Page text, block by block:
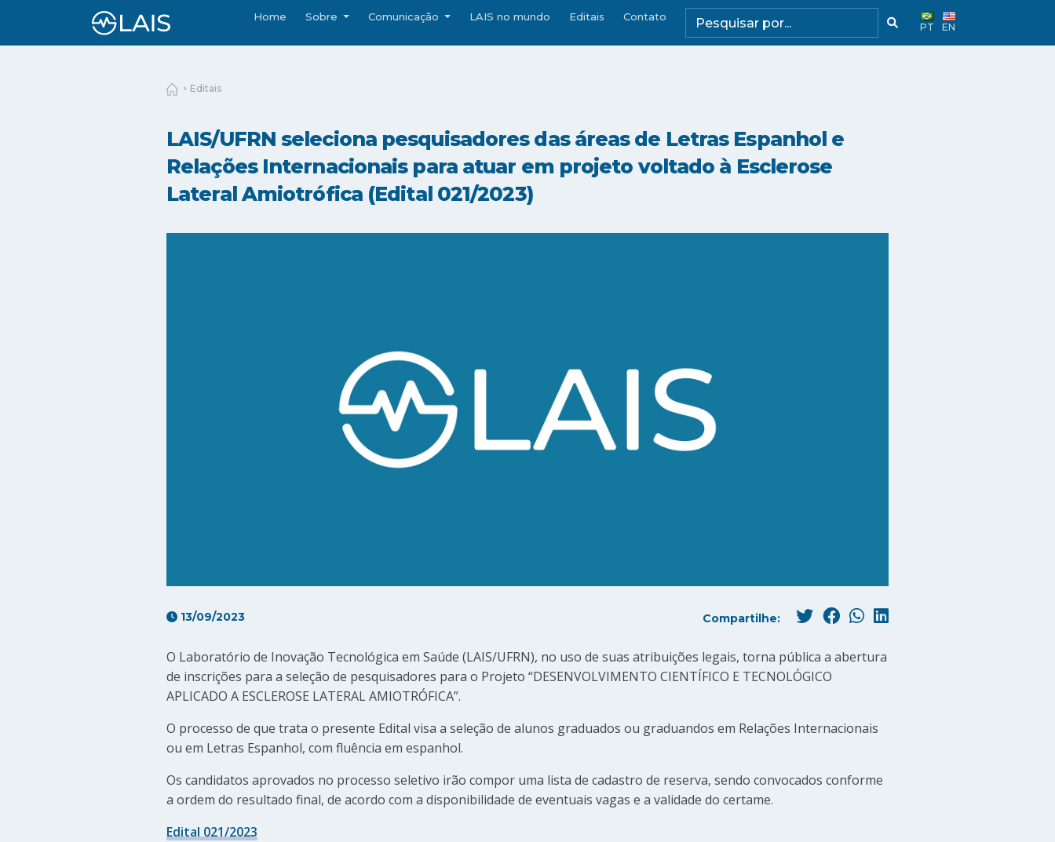
Home Sobre Comunicação LAIS no mundo Editais Contato
PT EN
Editais
LAIS/UFRN seleciona pesquisadores das áreas de Letras Espanhol e
Relações Internacionais para atuar em projeto voltado à Esclerose
Lateral Amiotrófica (Edital 021/2023)
13/09/2023 Compartilhe:
O Laboratório de Inovação Tecnológica em Saúde (LAIS/UFRN), no uso de suas atribuições legais, torna pública a abertura
de inscrições para a seleção de pesquisadores para o Projeto “DESENVOLVIMENTO CIENTÍFICO E TECNOLÓGICO
APLICADO A ESCLEROSE LATERAL AMIOTRÓFICA”.
O processo de que trata o presente Edital visa a seleção de alunos graduados ou graduandos em Relações Internacionais
ou em Letras Espanhol, com fluência em espanhol.
Os candidatos aprovados no processo seletivo irão compor uma lista de cadastro de reserva, sendo convocados conforme
a ordem do resultado final, de acordo com a disponibilidade de eventuais vagas e a validade do certame.
Edital 021/2023